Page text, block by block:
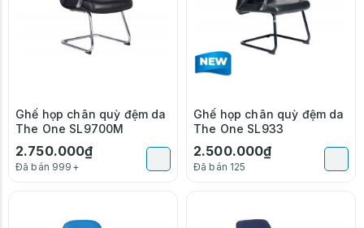
Ghế họp chân quỳ đệm da
The One SL9700M
2.750.000₫
Đã bán 999+
Ghế họp chân quỳ đệm da
The One SL933
2.500.000₫
Đã bán 125